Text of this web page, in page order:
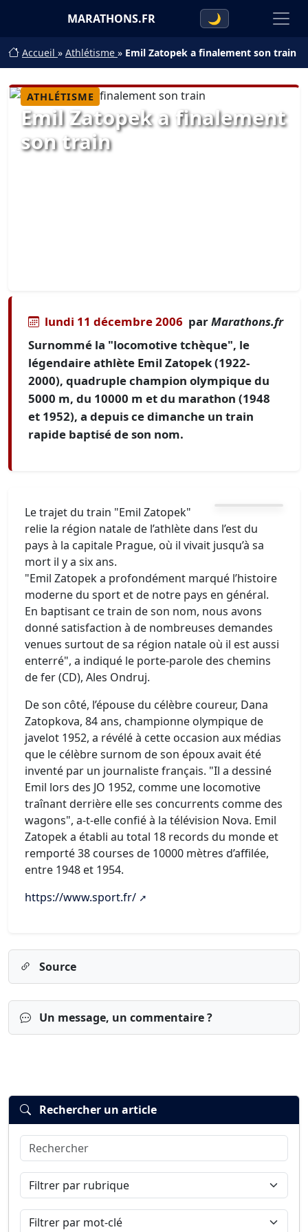
MARATHONS.FR 🌙
Accueil » Athlétisme » Emil Zatopek a finalement son train
ATHLÉTISME
Emil Zatopek a finalement
son train
lundi 11 décembre 2006 parMarathons.fr
Surnommé la "locomotive tchèque", le
légendaire athlète Emil Zatopek (1922-
2000), quadruple champion olympique du
5000 m, du 10000 m et du marathon (1948
et 1952), a depuis ce dimanche un train
rapide baptisé de son nom.
Le trajet du train "Emil Zatopek"
relie la région natale de l’athlète dans l’est du
pays à la capitale Prague, où il vivait jusqu’à sa
mort il y a six ans.
"Emil Zatopek a profondément marqué l’histoire
moderne du sport et de notre pays en général.
En baptisant ce train de son nom, nous avons
donné satisfaction à de nombreuses demandes
venues surtout de sa région natale où il est aussi
enterré", a indiqué le porte-parole des chemins
de fer (CD), Ales Ondruj.
De son côté, l’épouse du célèbre coureur, Dana
Zatopkova, 84 ans, championne olympique de
javelot 1952, a révélé à cette occasion aux médias
que le célèbre surnom de son époux avait été
inventé par un journaliste français. "Il a dessiné
Emil lors des JO 1952, comme une locomotive
traînant derrière elle ses concurrents comme des
wagons", a-t-elle confié à la télévision Nova. Emil
Zatopek a établi au total 18 records du monde et
remporté 38 courses de 10000 mètres d’affilée,
entre 1948 et 1954.
https://www.sport.fr/
Source
Un message, un commentaire ?
Connexion
Rechercher un article
Rechercher
Filtrer par rubrique
Filtrer par mot-clé